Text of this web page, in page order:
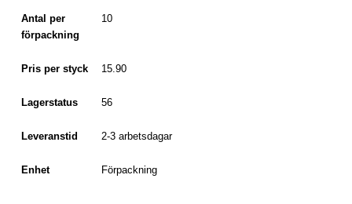
Antal per
förpackning
10
Pris per styck 15.90
Lagerstatus 56
Leveranstid 2-3 arbetsdagar
Enhet Förpackning